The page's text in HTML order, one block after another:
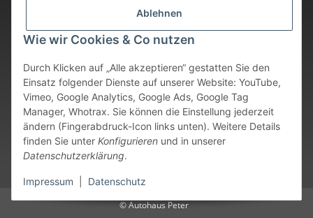
Ablehnen
Wie wir Cookies & Co nutzen
Durch Klicken auf „Alle akzeptieren“ gestatten Sie den
Einsatz folgender Dienste auf unserer Website: YouTube,
Vimeo, Google Analytics, Google Ads, Google Tag
Manager, Whotrax. Sie können die Einstellung jederzeit
ändern (Fingerabdruck-Icon links unten). Weitere Details
finden Sie unter Konfigurieren und in unserer
Datenschutzerklärung.
Impressum Datenschutz
Vertrag widerrufen
* Alle Preise inkl. gesetzlicher USt., zzgl. Versand
. Bei sofort
verfügbaren Artikeln erfolgt der Versand innerhalb von 24
© Autohaus Peter